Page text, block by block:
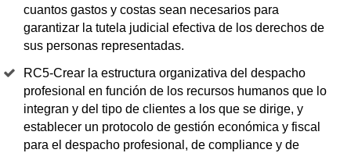
cuantos gastos y costas sean necesarios para
garantizar la tutela judicial efectiva de los derechos de
sus personas representadas.
RC5-Crear la estructura organizativa del despacho
profesional en función de los recursos humanos que lo
integran y del tipo de clientes a los que se dirige, y
establecer un protocolo de gestión económica y fiscal
para el despacho profesional, de compliance y de